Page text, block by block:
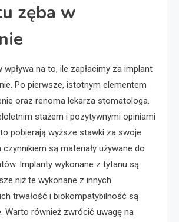
zęba w
wpływa na to, ile zapłacimy za implant
Po pierwsze, istotnym elementem
oraz renoma lekarza stomatologa.
stażem i pozytywnymi opiniami
pobierają wyższe stawki za swoje
czynnikiem są materiały używane do
Implanty wykonane z tytanu są
niż te wykonane z innych
trwałość i biokompatybilność są
Warto również zwrócić uwagę na